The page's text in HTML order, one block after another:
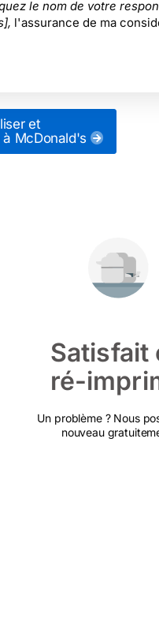
le nom de votre
l'assurance de ma
et
à McDonald's
Satisfait
ré-
Un problème ? Nous
nouveau